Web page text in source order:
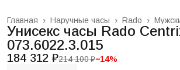
Rado ›
Наручные часы ›
Главная ›
Унисекс часы Rado
073.6022.3.015
184 312 ₽214 100 ₽−14%